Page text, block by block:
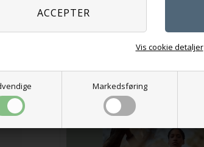
Markedsføring
Vis cookie detaljer